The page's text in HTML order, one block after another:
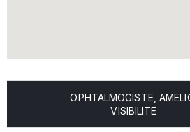
OPHTALMOGISTE,
VISIBILITE